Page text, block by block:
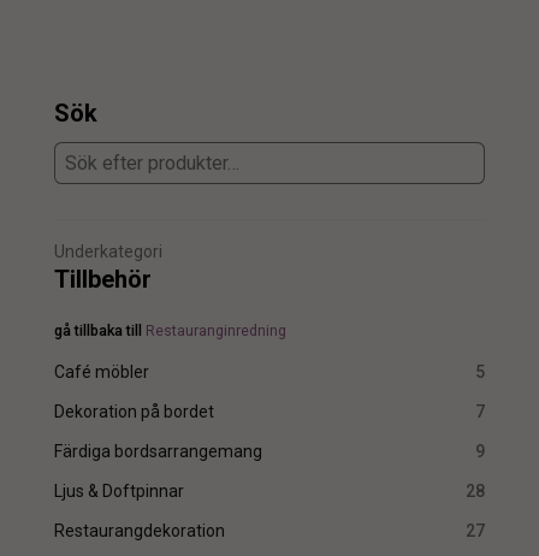
Sök
Underkategori
Tillbehör
gå tillbaka till Restauranginredning
Café möbler 5
Dekoration på bordet 7
Färdiga bordsarrangemang 9
Ljus & Doftpinnar 28
Restaurangdekoration 27